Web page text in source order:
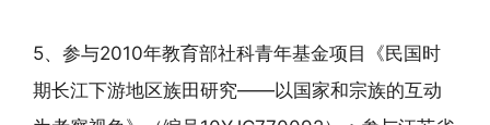
5、参与2010年教育部社科青年基金项目《民国时
期长江下游地区族田研究——以国家和宗族的互动